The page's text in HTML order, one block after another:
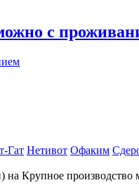
с
Гат Нетивот Офаким
Крупное производство